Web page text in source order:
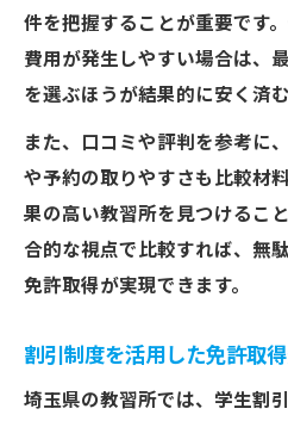
件を把握することが重要です
費用が発生しやすい場合は、
を選ぶほうが結果的に安く済
また、口コミや評判を参考に
や予約の取りやすさも比較材
果の高い教習所を見つけるこ
合的な視点で比較すれば、無
免許取得が実現できます。
割引制度を活用した免許取
埼玉県の教習所では、学生割